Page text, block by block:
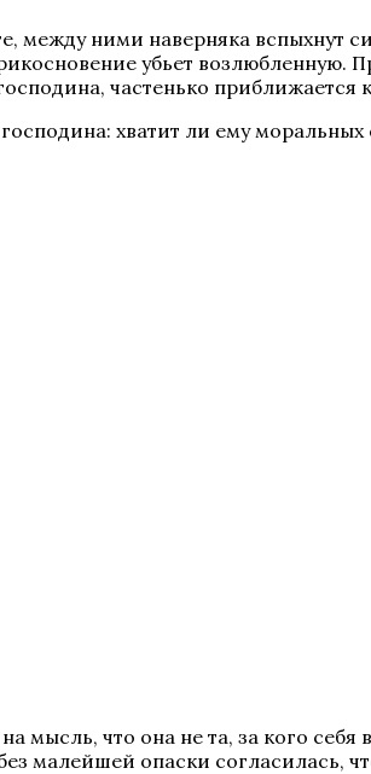
ними наверняка вспыхнут
убьет
частенько приближается
хватит ли ему
мысль, что она не та, за кого
малейшей опаски согласилась,